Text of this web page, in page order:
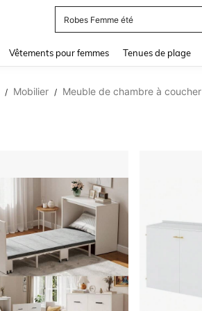
Robes Femme été
Vêtements pour femmes Tenues de plage
/ Mobilier / Meuble de chambre à coucher